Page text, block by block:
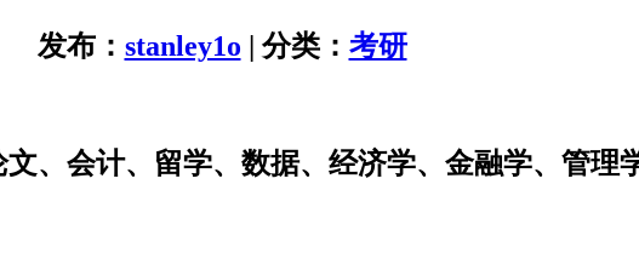
发布： stanley1o | 分类： 考研
、会计、留学、数据、经济学、金融学、管理